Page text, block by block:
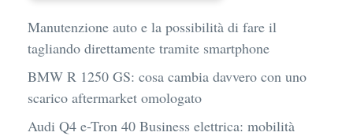
Manutenzione auto e la possibilità di fare il
tagliando direttamente tramite smartphone
BMW R 1250 GS: cosa cambia davvero con uno
scarico aftermarket omologato
Audi Q4 e-Tron 40 Business elettrica: mobilità